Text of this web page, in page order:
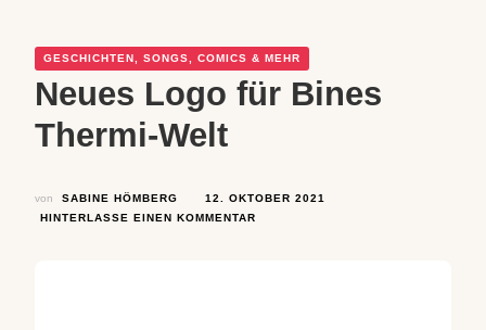
GESCHICHTEN, SONGS, COMICS & MEHR
Neues Logo für Bines
Thermi-Welt
von SABINE HÖMBERG
12. OKTOBER 2021
HINTERLASSE EINEN KOMMENTAR